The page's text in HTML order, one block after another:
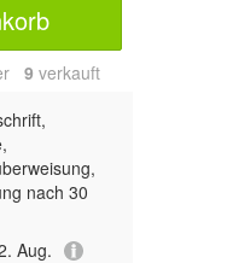
9 verkauft
nach 30
Aug.